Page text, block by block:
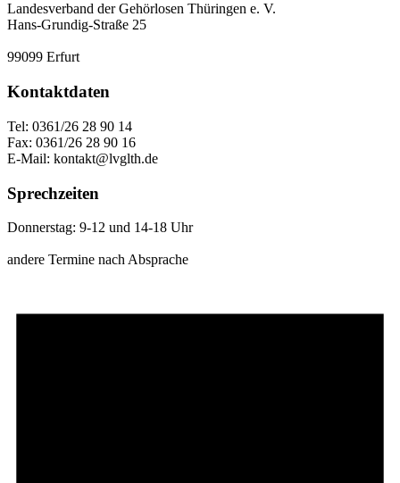
Landesverband der Gehörlosen Thüringen e. V.
Hans-Grundig-Straße 25
99099 Erfurt
Kontaktdaten
Tel: 0361/26 28 90 14
Fax: 0361/26 28 90 16
E-Mail: kontakt@lvglth.de
Sprechzeiten
Donnerstag: 9-12 und 14-18 Uhr
andere Termine nach Absprache